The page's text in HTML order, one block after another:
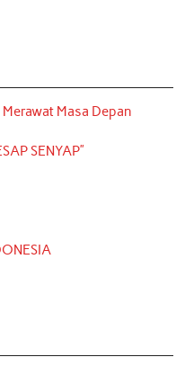
Masa Depan
SENYAP”